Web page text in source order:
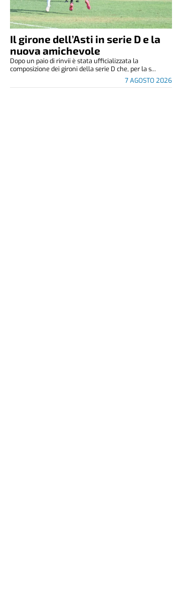
Il girone dell’Asti in serie D e la
nuova amichevole
7 AGOSTO 2026
Dopo un paio di rinvii è stata ufficializzata la
composizione dei gironi della serie D che, per la s...